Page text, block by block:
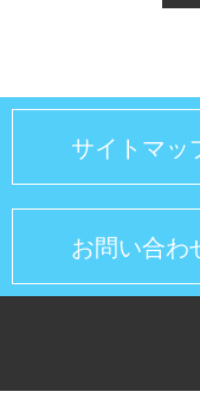
サイトマッ
お問い合わ